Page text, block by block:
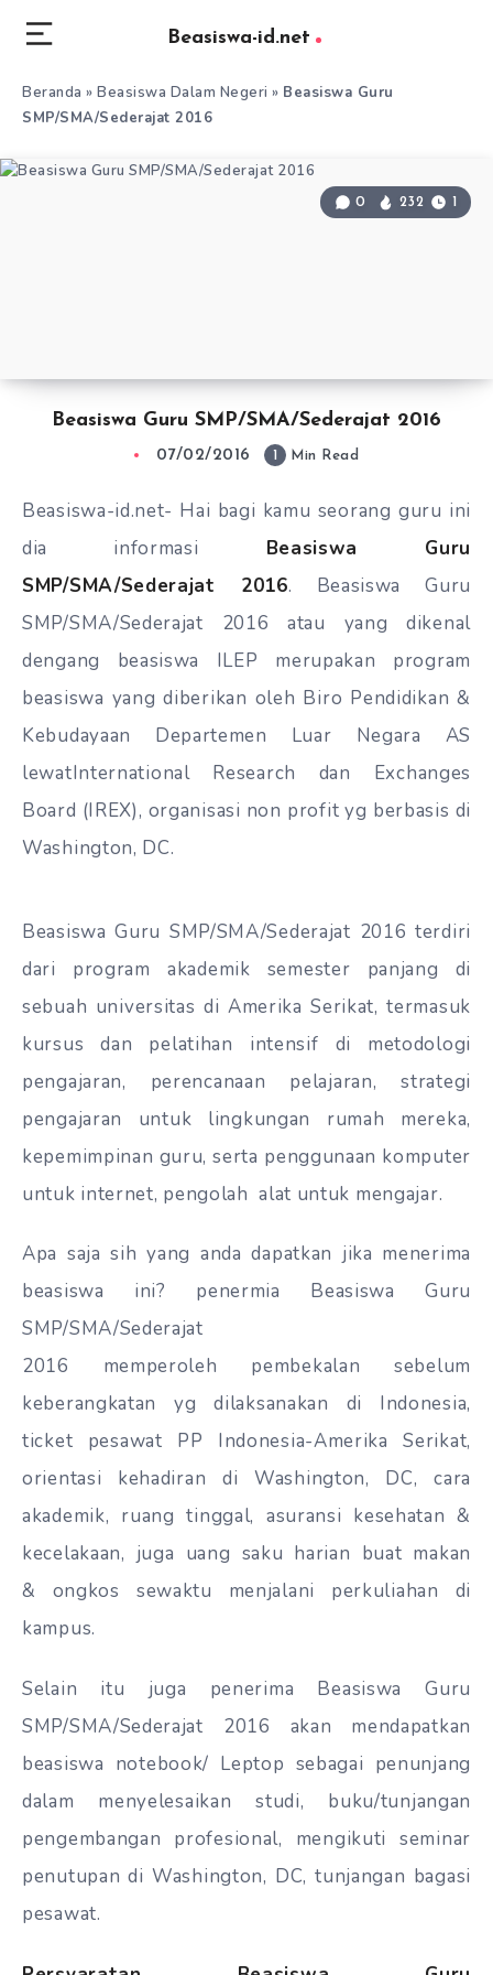
Beasiswa-id.net
Beranda » Beasiswa Dalam Negeri » Beasiswa Guru
SMP/SMA/Sederajat 2016
Beasiswa Guru SMP/SMA/Sederajat 2016
0 232 1
07/02/2016 1 Min Read
Beasiswa-id.net- Hai bagi kamu seorang guru ini
dia informasi Beasiswa Guru
SMP/SMA/Sederajat 2016. Beasiswa Guru
SMP/SMA/Sederajat 2016 atau yang dikenal
dengang beasiswa ILEP merupakan program
beasiswa yang diberikan oleh Biro Pendidikan&
Kebudayaan Departemen Luar Negara AS
lewatInternational Research dan Exchanges
Board (IREX), organisasi non profityg berbasis di
Washington, DC.
Beasiswa Guru SMP/SMA/Sederajat 2016 terdiri
dari program akademik semester panjang di
sebuah universitas di Amerika Serikat, termasuk
kursus dan pelatihan intensif di metodologi
pengajaran, perencanaan pelajaran, strategi
pengajaran untuk lingkungan rumah mereka,
kepemimpinan guru, serta penggunaan komputer
untuk internet, pengolah alat untuk mengajar.
Apa saja sih yang anda dapatkan jika menerima
beasiswa ini? penermia Beasiswa Guru
SMP/SMA/Sederajat
2016 memperoleh pembekalan sebelum
keberangkatanyg dilaksanakan di Indonesia,
ticket pesawat PP Indonesia-Amerika Serikat,
orientasi kehadiran di Washington, DC,cara
akademik, ruang tinggal, asuransi kesehatan&
kecelakaan, juga uang saku harian buat makan
& ongkos sewaktu menjalani perkuliahan di
kampus.
Selain itu juga penerima Beasiswa Guru
SMP/SMA/Sederajat 2016 akan mendapatkan
beasiswa notebook/ Leptop sebagai penunjang
dalam menyelesaikan studi, buku/tunjangan
pengembangan profesional, mengikuti seminar
penutupan di Washington, DC, tunjangan bagasi
pesawat.